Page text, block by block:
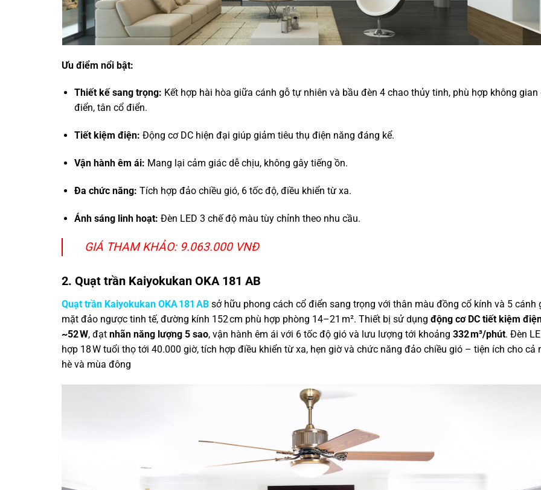
Ưu điểm nổi bật:
Thiết kế sang trọng: Kết hợp hài hòa giữa cánh gỗ tự nhiên và bầu đèn 4 chao thủy tinh, phù hợp không gian
điển, tân cổ điển.
Tiết kiệm điện: Động cơ DC hiện đại giúp giảm tiêu thụ điện năng đáng kể.
Vận hành êm ái: Mang lại cảm giác dễ chịu, không gây tiếng ồn.
Đa chức năng: Tích hợp đảo chiều gió, 6 tốc độ, điều khiển từ xa.
Ánh sáng linh hoạt: Đèn LED 3 chế độ màu tùy chỉnh theo nhu cầu.
GIÁ THAM KHẢO: 9.063.000 VNĐ
2. Quạt trần Kaiyokukan OKA 181 AB
Quạt trần Kaiyokukan OKA 181 AB sở hữu phong cách cổ điển sang trọng với thân màu đồng cổ kính và 5 cánh
mặt đảo ngược tinh tế, đường kính 152 cm phù hợp phòng 14–21 m². Thiết bị sử dụng động cơ DC tiết kiệm
~52 W, đạt nhãn năng lượng 5 sao, vận hành êm ái với 6 tốc độ gió và lưu lượng tới khoảng 332 m³/phút. Đèn
hợp 18 W tuổi thọ tới 40.000 giờ, tích hợp điều khiển từ xa, hẹn giờ và chức năng đảo chiều gió – tiện ích cho cả
hè và mùa đông